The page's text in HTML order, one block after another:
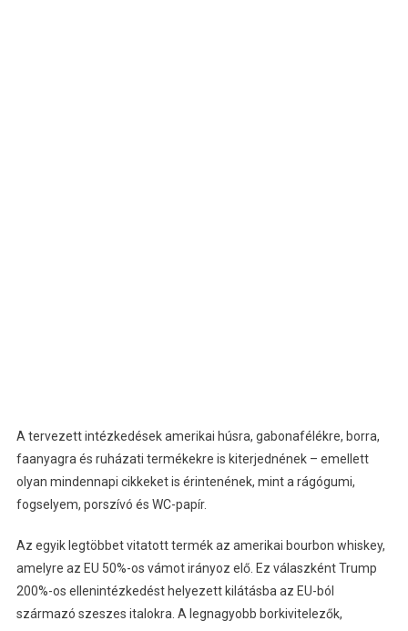
A tervezett intézkedések amerikai húsra, gabonafélékre, borra,
faanyagra és ruházati termékekre is kiterjednének – emellett
olyan mindennapi cikkeket is érintenének, mint a rágógumi,
fogselyem, porszívó és WC-papír.
Az egyik legtöbbet vitatott termék az amerikai bourbon whiskey,
amelyre az EU 50%-os vámot irányoz elő. Ez válaszként Trump
200%-os ellenintézkedést helyezett kilátásba az EU-ból
származó szeszes italokra. A legnagyobb borkivitelezők,